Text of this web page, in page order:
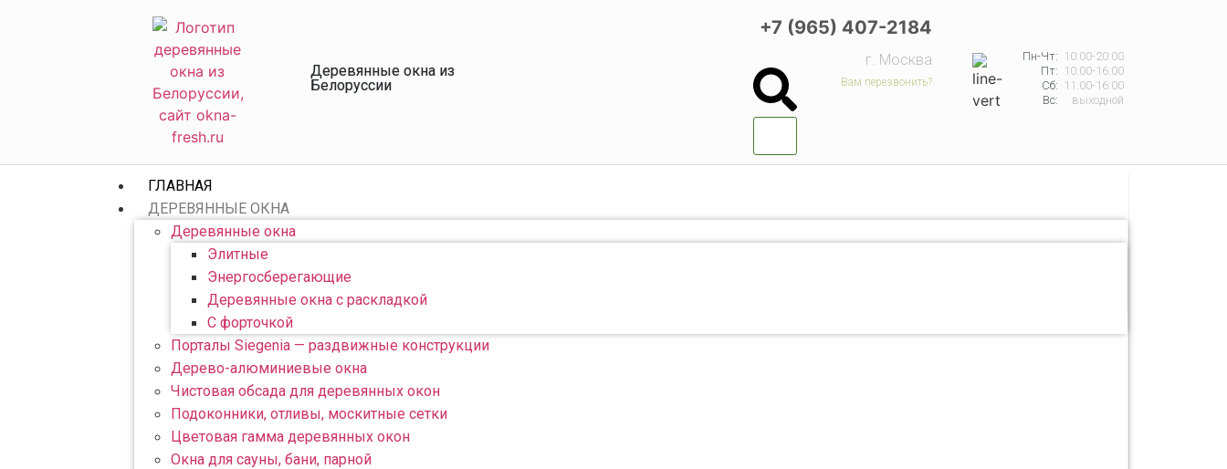
Деревянные окна из
Белоруссии
+7 (965) 407-2184
г. Москва
Вам перезвонить?
Пн-Чт: 10:00-20:00
Пт: 10:00-16:00
Сб: 11:00-16:00
Вс: выходной
ГЛАВНАЯ
ДЕРЕВЯННЫЕ ОКНА
Деревянные окна
Элитные
Энергосберегающие
Деревянные окна с раскладкой
С форточкой
Порталы Siegenia — раздвижные конструкции
Дерево-алюминиевые окна
Чистовая обсада для деревянных окон
Подоконники, отливы, москитные сетки
Цветовая гамма деревянных окон
Окна для сауны, бани, парной